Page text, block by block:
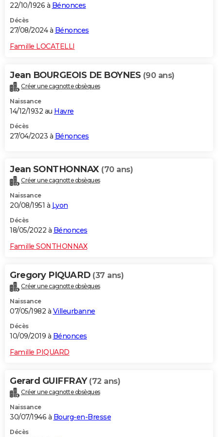
22/10/1926 à Bénonces
Décès
27/08/2024 à Bénonces
Famille LOCATELLI
Jean BOURGEOIS DE BOYNES (90 ans)
Créer une cagnotte obsèques
Naissance
14/12/1932 au Havre
Décès
27/04/2023 à Bénonces
Jean SONTHONNAX (70 ans)
Créer une cagnotte obsèques
Naissance
20/08/1951 à Lyon
Décès
18/05/2022 à Bénonces
Famille SONTHONNAX
Gregory PIQUARD (37 ans)
Créer une cagnotte obsèques
Naissance
07/05/1982 à Villeurbanne
Décès
10/09/2019 à Bénonces
Famille PIQUARD
Gerard GUIFFRAY (72 ans)
Créer une cagnotte obsèques
Naissance
30/07/1946 à Bourg-en-Bresse
Décès